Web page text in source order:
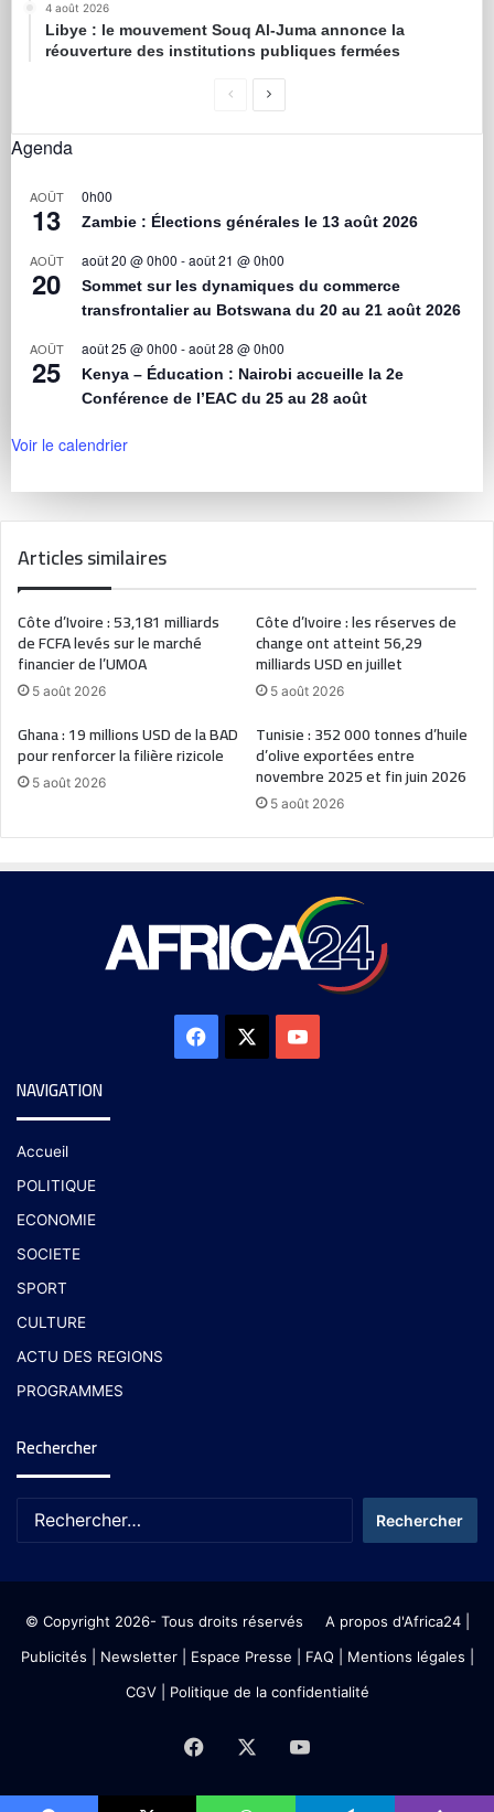
4 août 2026
Libye : le mouvement Souq Al-Juma annonce la
réouverture des institutions publiques fermées
Agenda
AOÛT
13
0h00
Zambie : Élections générales le 13 août 2026
AOÛT
20
août 20 @ 0h00 -août 21 @ 0h00
Sommet sur les dynamiques du commerce
transfrontalier au Botswana du 20 au 21 août 2026
AOÛT
25
août 25 @ 0h00 -août 28 @ 0h00
Kenya – Éducation : Nairobi accueille la 2e
Conférence de l’EAC du 25 au 28 août
Voir le calendrier
Articles similaires
Côte d’Ivoire : 53,181 milliards
de FCFA levés sur le marché
financier de l’UMOA
5 août 2026
Côte d’Ivoire : les réserves de
change ont atteint 56,29
milliards USD en juillet
5 août 2026
Ghana : 19 millions USD de la BAD
pour renforcer la filière rizicole
5 août 2026
Tunisie : 352 000 tonnes d’huile
d’olive exportées entre
novembre 2025 et fin juin 2026
5 août 2026
NAVIGATION
Accueil
POLITIQUE
ECONOMIE
SOCIETE
SPORT
CULTURE
ACTU DES REGIONS
PROGRAMMES
Rechercher
© Copyright 2026- Tous droits réservés A propos d'Africa24|
Publicités
Newsletter| Espace Presse | FAQ | Mentions légales
CGV| Politique de la confidentialité